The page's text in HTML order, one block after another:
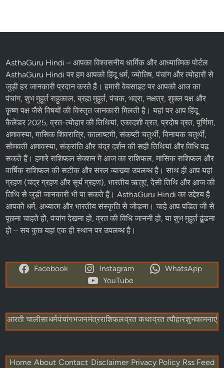
📜 संवत्सर: विक्रम 2083, शक 1948, गुजराती 2083
📚 मास:अमांत Shravana, पूर्णिमांत Shravana
⬅️ पिछला दिन अगला दिन ➡️
Powered by your Astha Guru
AsthaGuru Hindi– आपका विश्वसनीय धार्मिक और आध्यात्मिक पोर्टल
AsthaGuru Hindi पर हम आपकोहिंदू धर्म , ज्योतिष,पंचांगऔरत्योहारों से
जुड़ी हर जानकारी प्रदान करते हैं। हमारी वेबसाइट पर आपको आज का
पंचांग, शुभ मुहूर्त राहुकाल, ब्रह्म मुहूर्त, पंचक, भद्रा, नक्षत्र, शुक्ल पक्ष और
अमावस्या, मासिक शिवरात्रि, कालाष्टमी, संकष्टी चतुर्थी, विनायक चतुर्थी,
सोमवती अमावस्या, संक्रांति और चंद्र दर्शन की सही तिथियां और विधि पढ़
ग्रहण (चंद्र ग्रहण और सूर्य ग्रहण), भारतीय ऋतुएं, देसी तिथि और आज की
तिथि से जुड़ी जानकारी भी पा सकते हैं। AsthaGuru Hindi का उद्देश्य है
पूछना चाहते हों, पंचांग देखना हो, व्रत की विधि जाननी हो, या शुभ मुहूर्त ढूंढना
हो – सब कुछ यहां एक ही स्थान पर उपलब्ध है।